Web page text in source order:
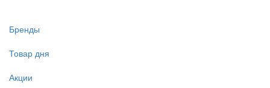
Бренды
Товар дня
Акции